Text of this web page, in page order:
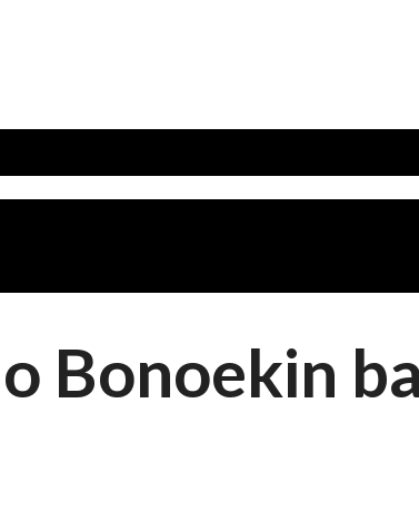
Bonoekin